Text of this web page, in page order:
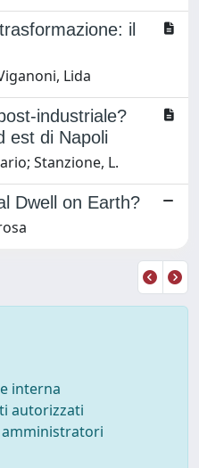
il
Lida
industriale?
est di Napoli
Stanzione, L.
Dwell on Earth?
interna
autorizzati